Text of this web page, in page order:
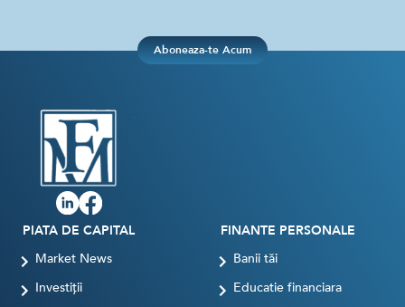
Aboneaza-te Acum
PIATA DE CAPITAL
Market News
Investiții
FINANTE PERSONALE
Banii tăi
Educatie financiara